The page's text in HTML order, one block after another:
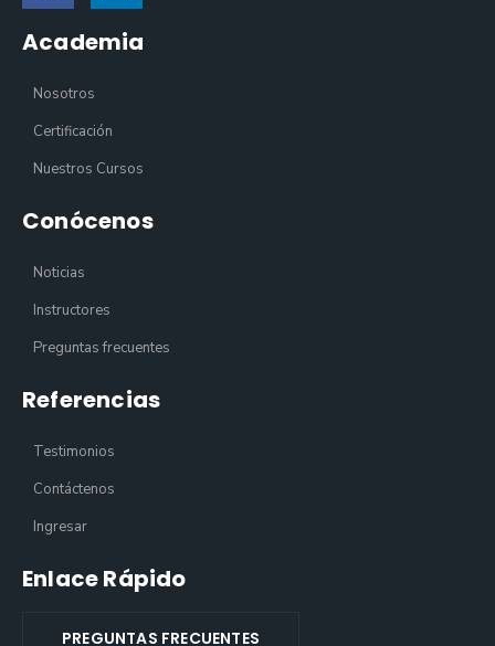
Academia
Nosotros
Certificación
Nuestros Cursos
Conócenos
Noticias
Instructores
Preguntas frecuentes
Referencias
Testimonios
Contáctenos
Ingresar
Enlace Rápido
PREGUNTAS FRECUENTES